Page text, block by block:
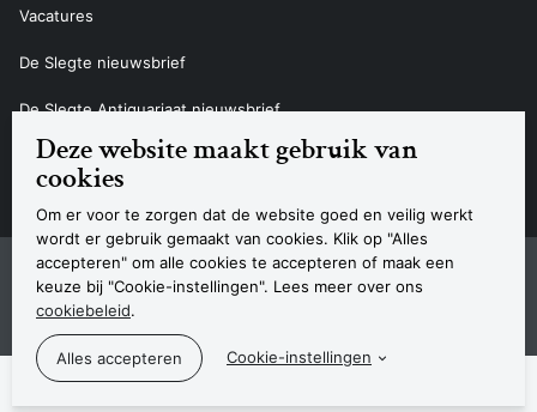
Deze website maakt gebruik van
cookies
Om er voor te zorgen dat de website goed en veilig werkt
wordt er gebruik gemaakt van cookies. Klik op "Alles
accepteren" om alle cookies te accepteren of maak een
keuze bij "Cookie-instellingen". Lees meer over ons
cookiebeleid.
Cookie-instellingen
Vacatures
De Slegte nieuwsbrief
De Slegte Antiquariaat nieuwsbrief
Contact
Navigatie
SitemapPrivacyverklaring CookieverklaringAlgemene voorwaardenDisclaimer
Contact